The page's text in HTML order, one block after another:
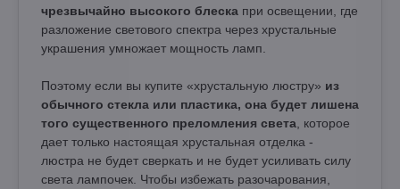
чрезвычайно высокого блеска при освещении, где
разложение светового спектра через хрустальные
украшения умножает мощность ламп.
Поэтому если вы купите «хрустальную люстру» из
обычного стекла или пластика, она будет лишена
того существенного преломления света , которое
дает только настоящая хрустальная отделка -
люстра не будет сверкать и не будет усиливать силу
света лампочек. Чтобы избежать разочарования,